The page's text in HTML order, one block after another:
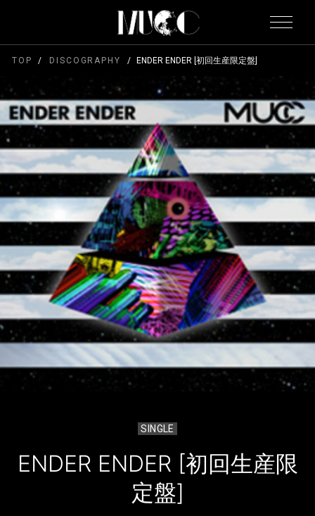
TOP DISCOGRAPHY ENDER ENDER [初回生産限定盤]
SINGLE
ENDER ENDER [初回生産限
定盤]